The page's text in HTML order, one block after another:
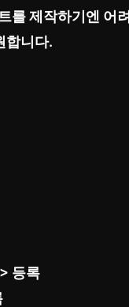
를 제작하기엔 어려
합니다.
등록